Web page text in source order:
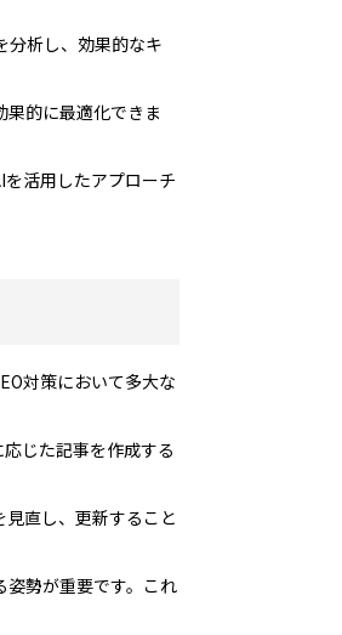
分析し、効果的なキ
的に最適化できま
活用したアプローチ
対策において多大な
じた記事を作成する
直し、更新すること
勢が重要です。これ